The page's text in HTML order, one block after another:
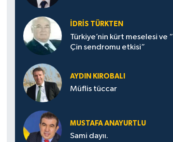
İDRİS TÜRKTEN
Türkiye’nin kürt meselesi ve “
Çin sendromu etkisi”
AYDIN KIROBALI
Müflis tüccar
MUSTAFA ANAYURTLU
Sami dayıı.